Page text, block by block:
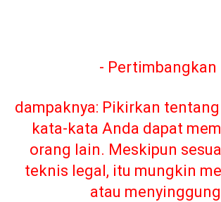
- Pertimbangkan
dampaknya: Pikirkan
kata-kata Anda dapat
orang lain. Meskipun
teknis legal, itu mungkin
atau